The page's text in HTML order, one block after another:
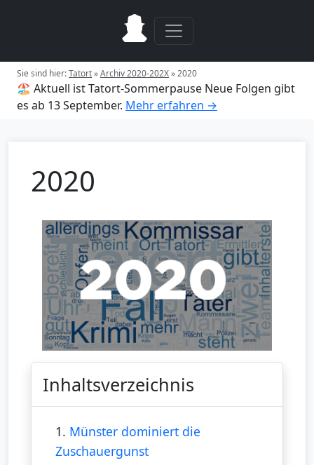
Sie sind hier:Tatort»Archiv 2020-202X»2020
🏖️ Aktuell ist Tatort-Sommerpause Neue Folgen gibt
es ab 13 September. Mehr erfahren →
2020
Inhaltsverzeichnis
1. Münster dominiert die
Zuschauergunst